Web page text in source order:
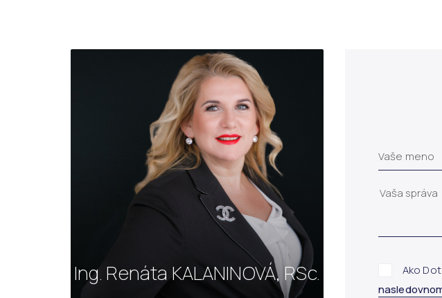
Ing. Renáta KALANINOVÁ, RSc.
Vaše meno
Ako